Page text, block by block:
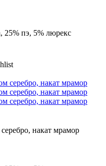
25% пэ, 5% люрекс
накат мрамор